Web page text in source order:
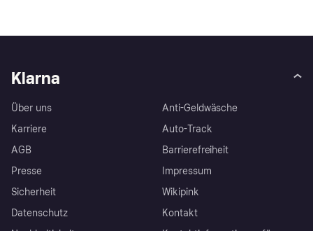
Klarna
Über uns
Karriere
AGB
Presse
Sicherheit
Datenschutz
Anti-Geldwäsche
Auto-Track
Barrierefreiheit
Impressum
Wikipink
Kontakt